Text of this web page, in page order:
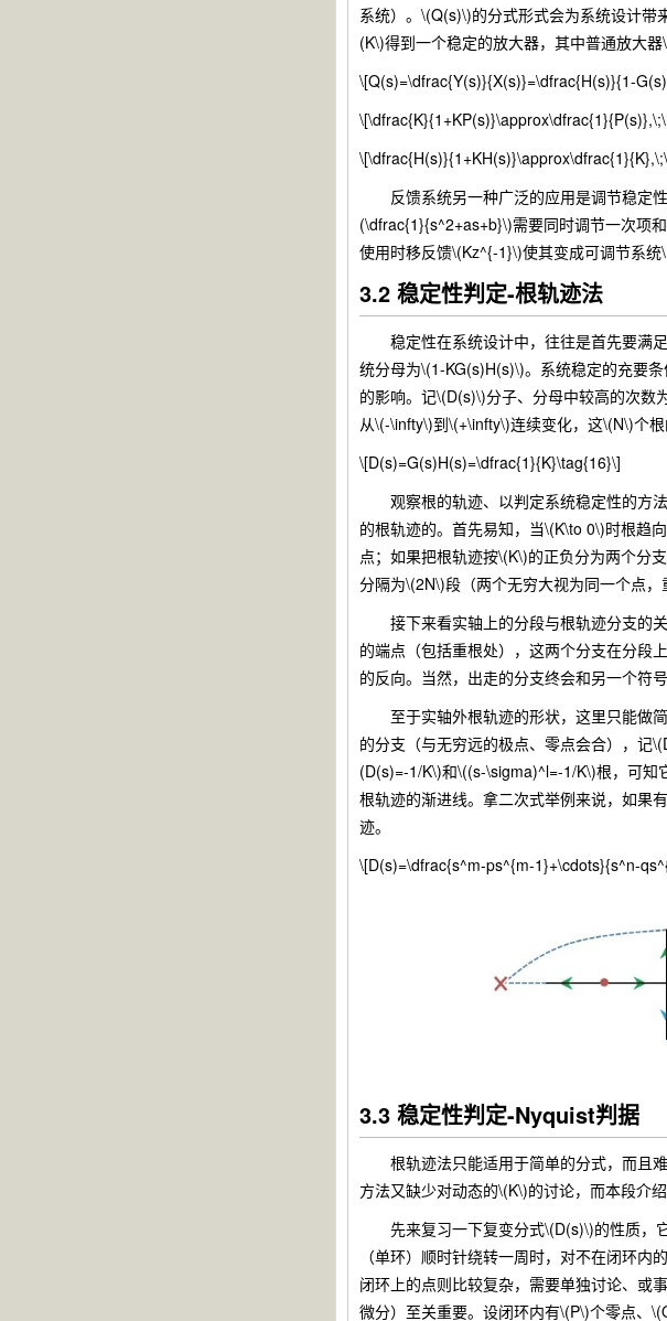
系统）。\(Q(s)\)的分式形式会为系统设计
(K\)得到一个稳定的放大器，其中普通放大器
\[Q(s)=\dfrac{Y(s)}{X(s)}=\dfrac{H(s)}{1-
反馈系统另一种广泛的应用是调节稳定性
(\dfrac{1}{s^2+as+b}\)需要同时调节一次项
使用时移反馈\(Kz^{-1}\)使其变成可调节系统
3.2 稳定性判定-根轨迹法
稳定性在系统设计中，往往是首先要满足
统分母为\(1-KG(s)H(s)\)。系统稳定的充要
的影响。记\(D(s)\)分子、分母中较高的次
从\(-\infty\)到\(+\infty\)连续变化，这\(N\)个根
\[D(s)=G(s)H(s)=\dfrac{1}{K}\tag{16}\]
观察根的轨迹、以判定系统稳定性的方
的根轨迹的。首先易知，当\(K\to 0\)时根趋
点；如果把根轨迹按\(K\)的正负分为两个分
分隔为\(2N\)段（两个无穷大视为同一个点
接下来看实轴上的分段与根轨迹分支的关
的端点（包括重根处），这两个分支在分段
的反向。当然，出走的分支终会和另一个符
至于实轴外根轨迹的形状，这里只能做简
的分支（与无穷远的极点、零点会合），记
(D(s)=-1/K\)和\((s-\sigma)^l=-1/K\)根，可
根轨迹的渐进线。拿二次式举例来说，如果
迹。
\[D(s)=\dfrac{s^m-ps^{m-1}+\cdots}{s^n-
3.3 稳定性判定-Nyquist判据
根轨迹法只能适用于简单的分式，而且难
方法又缺少对动态的\(K\)的讨论，而本段介
先来复习一下复变分式\(D(s)\)的性质，
（单环）顺时针绕转一周时，对不在闭环
闭环上的点则比较复杂，需要单独讨论、或
微分）至关重要。设闭环内有\(P\)个零点、